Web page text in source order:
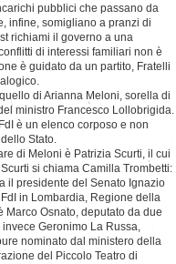
pubblici che passano da
infine, somigliano a pranzi di
richiami il governo a una
di interessi familiari non è
è guidato da un partito, Fratelli
di Arianna Meloni, sorella di
ministro Francesco Lollobrigida.
è un elenco corposo e non
Stato.
di Meloni è Patrizia Scurti, il cui
si chiama Camilla Trombetti:
il presidente del Senato Ignazio
in Lombardia, Regione della
Osnato, deputato da due
Geronimo La Russa,
nominato dal ministero della
del Piccolo Teatro di